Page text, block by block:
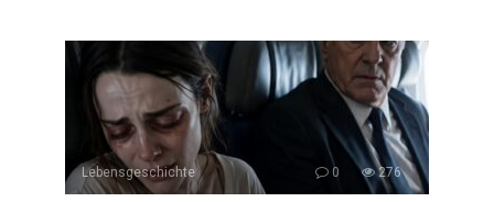
Lebensgeschichte 0 276